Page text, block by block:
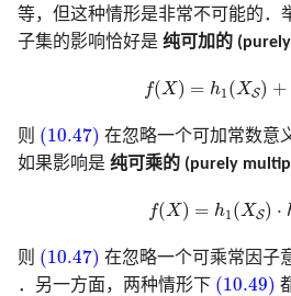
等，但这种情形是非常不可能的．
子集的影响恰好是 纯可加的
f(X) = h1(XS) +
(10.50) (X = h1 (X S
则 (10.47)
(10.47)
在忽略一个可加常数意
如果影响是 纯可乘的 (purely
f(X) = h1(XS) ⋅
(10.51) X =h1 X ⋅
则 (10.47)
(10.47)
在忽略一个可乘常因子
．另一方面，两种情形下 (10.49)
(10.49)